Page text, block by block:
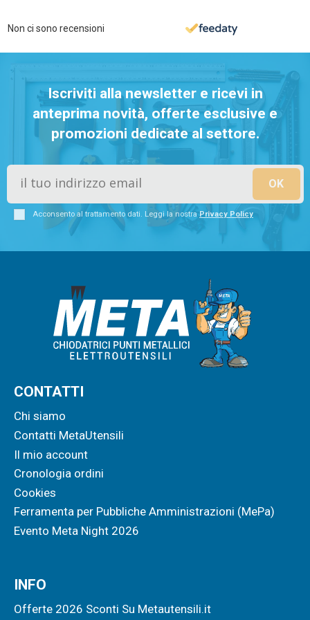
Non ci sono recensioni
Iscriviti alla newsletter e ricevi in
anteprima novità, offerte esclusive e
promozioni dedicate al settore.
Acconsento al trattamento dati. Leggi la nostraPrivacy Policy
CONTATTI
Chi siamo
Contatti MetaUtensili
Il mio account
Cronologia ordini
Cookies
Ferramenta per Pubbliche Amministrazioni (MePa)
Evento Meta Night 2026
INFO
Offerte 2026 Sconti Su Metautensili.it